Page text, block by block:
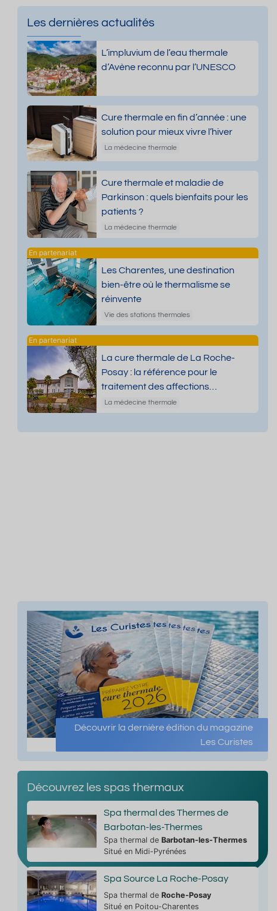
Les dernières actualités
L’impluvium de l’eau thermale
d’Avène reconnu par l’UNESCO
Cure thermale en fin d’année : une
solution pour mieux vivre l’hiver
La médecine thermale
Cure thermale et maladie de
Parkinson : quels bienfaits pour les
patients ?
La médecine thermale
Les Charentes, une destination
bien-être où le thermalisme se
réinvente
Vie des stations thermales
La cure thermale de La Roche-
Posay : la référence pour le
traitement des affections
dermatologiques
La médecine thermale
Découvrir la dernière édition du magazine
Les Curistes
Découvrez les spas thermaux
Spa thermal des Thermes de
Barbotan-les-Thermes
Spa thermal de Barbotan-les-Thermes
Situé en Midi-Pyrénées
Spa Source La Roche-Posay
Spa thermal de Roche-Posay
Situé en Poitou-Charentes